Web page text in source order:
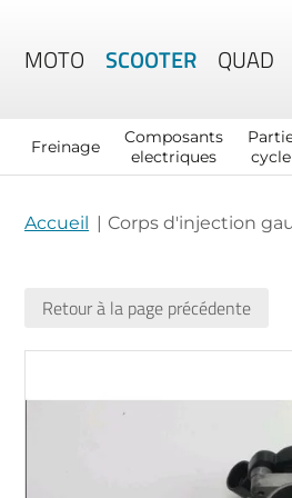
MOTO SCOOTER QUAD
Freinage
Composants
electriques
cycle
Accueil Corps d'injection
Retour à la page précédente
the